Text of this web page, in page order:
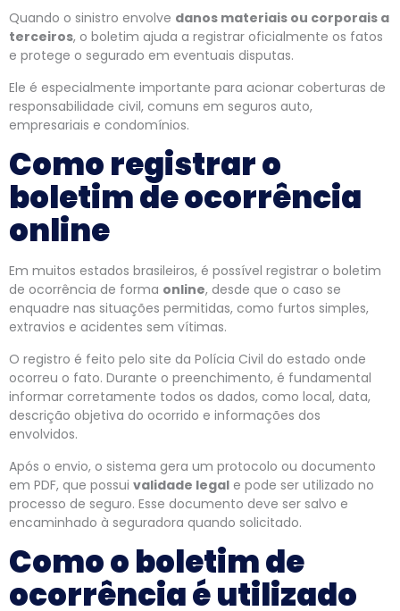
Quando o sinistro envolve danos materiais ou corporais a
terceiros, o boletim ajuda a registrar oficialmente os fatos
e protege o segurado em eventuais disputas.
Ele é especialmente importante para acionar coberturas de
responsabilidade civil, comuns em seguros auto,
empresariais e condomínios.
Como registrar o
boletim de ocorrência
online
Em muitos estados brasileiros, é possível registrar o boletim
de ocorrência de forma online, desde que o caso se
enquadre nas situações permitidas, como furtos simples,
extravios e acidentes sem vítimas.
O registro é feito pelo site da Polícia Civil do estado onde
ocorreu o fato. Durante o preenchimento, é fundamental
informar corretamente todos os dados, como local, data,
descrição objetiva do ocorrido e informações dos
envolvidos.
Após o envio, o sistema gera um protocolo ou documento
em PDF, que possui validade legal e pode ser utilizado no
processo de seguro. Esse documento deve ser salvo e
encaminhado à seguradora quando solicitado.
Como o boletim de
ocorrência é utilizado